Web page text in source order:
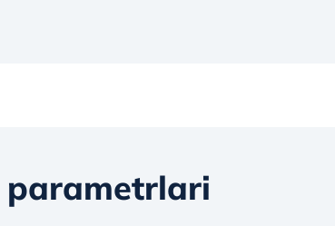
parametrlari